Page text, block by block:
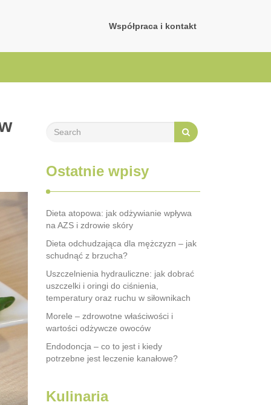
Współpraca i kontakt
Ostatnie wpisy
Dieta atopowa: jak odżywianie wpływa
na AZS i zdrowie skóry
Dieta odchudzająca dla mężczyzn – jak
schudnąć z brzucha?
Uszczelnienia hydrauliczne: jak dobrać
uszczelki i oringi do ciśnienia,
temperatury oraz ruchu w siłownikach
Morele – zdrowotne właściwości i
wartości odżywcze owoców
Endodoncja – co to jest i kiedy
potrzebne jest leczenie kanałowe?
Kulinaria